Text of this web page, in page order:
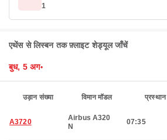
1
एथेंस से लिस्बन तक फ़्लाइट शेड्यूल जाँचें
बुध, 5 अग॰
उड़ान संख्या विमान मॉडल प्रस्थान
A3720
Airbus A320
N
07:35